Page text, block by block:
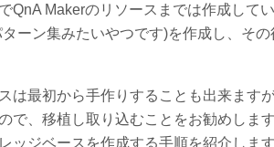
QnA Makerのリソースまでは作成して
ーン集みたいやつです)を作成し、そ
は最初から手作りすることも出来ます
で、移植し取り込むことをお勧めしま
ッジベースを作成する手順を紹介します